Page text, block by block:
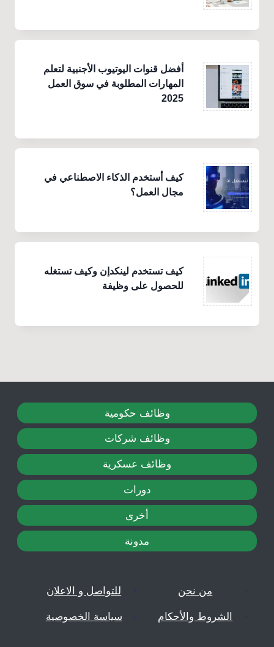
أفضل قنوات اليوتيوب الأجنبية لتعلم
المهارات المطلوبة في سوق العمل
2025
كيف أستخدم الذكاء الاصطناعي في
مجال العمل؟
كيف تستخدم لينكدإن وكيف تستغله
للحصول على وظيفة
وظائف حكومية
وظائف شركات
وظائف عسكرية
دورات
أخرى
مدونة
من نحن للتواصل و الاعلان
الشروط والأحكام سياسة الخصوصية